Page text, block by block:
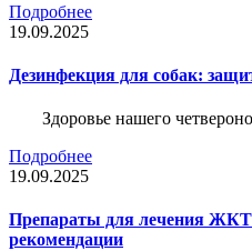
Подробнее
19.09.2025
Дезинфекция для собак:
Здоровье нашего
Подробнее
19.09.2025
Препараты для лечения
рекомендации